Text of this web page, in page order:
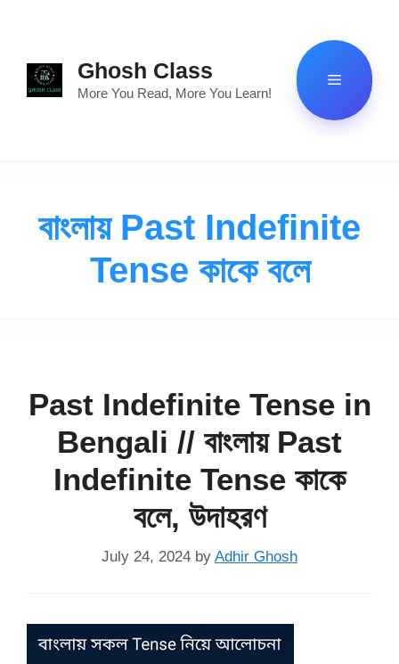
content
Ghosh Class
More You Read, More You Learn!
Menu
বাংলায় Past Indefinite
Tense কাকে বলে
Past Indefinite Tense in
Bengali // বাংলায় Past
Indefinite Tense কাকে
বলে, উদাহরণ
July 24, 2024 by Adhir Ghosh